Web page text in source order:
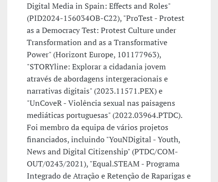
Digital Media in Spain: Effects and Roles"
(PID2024-156034OB-C22), "ProTest - Protest
as a Democracy Test: Protest Culture under
Transformation and as a Transformative
Power" (Horizont Europe, 101177963),
"STORYline: Explorar a cidadania jovem
através de abordagens intergeracionais e
narrativas digitais" (2023.11571.PEX) e
"UnCoveR - Violência sexual nas paisagens
mediáticas portuguesas" (2022.03964.PTDC).
Foi membro da equipa de vários projetos
financiados, incluindo "YouNDigital - Youth,
News and Digital Citizenship" (PTDC/COM-
OUT/0243/2021), "Equal.STEAM - Programa
Integrado de Atração e Retenção de Raparigas e